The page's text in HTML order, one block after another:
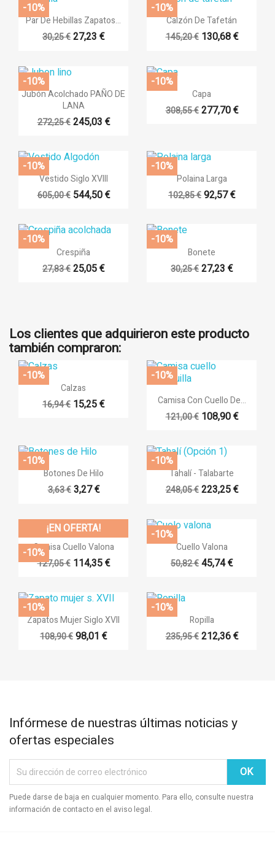
 Vista rápida
Par De Hebillas Zapatos...
30,25 €27,23 €
-10%
 Vista rápida
Calzón De Tafetán
145,20 € 130,68 €
-10%
 Vista rápida
Jubón Acolchado PAÑO DE
LANA
272,25 € 245,03 €
-10%
 Vista rápida
Capa
308,55 € 277,70 €
-10%
 Vista rápida
Vestido Siglo XVIII
605,00 € 544,50 €
-10%
 Vista rápida
Polaina Larga
102,85 €92,57 €
-10%
 Vista rápida
Crespiña
27,83 €25,05 €
-10%
 Vista rápida
Bonete
30,25 €27,23 €
-10%
Los clientes que adquirieron este producto
también compraron:
 Vista rápida
Calzas
16,94 € 15,25 €
-10%
 Vista rápida
Camisa Con Cuello De...
121,00 € 108,90 €
-10%
 Vista rápida
Botones De Hilo
3,63 € 3,27 €
-10%
 Vista rápida
Tahalí - Talabarte
248,05 € 223,25 €
-10%
 Vista rápida
Camisa Cuello Valona
127,05 € 114,35 €
¡EN OFERTA!
-10%
 Vista rápida
Cuello Valona
50,82 €45,74 €
-10%
 Vista rápida
Zapatos Mujer Siglo XVII
108,90 €98,01 €
-10%
 Vista rápida
Ropilla
235,95 € 212,36 €
-10%
Infórmese de nuestras últimas noticias y
ofertas especiales
Puede darse de baja en cualquier momento. Para ello, consulte nuestra
información de contacto en el aviso legal.